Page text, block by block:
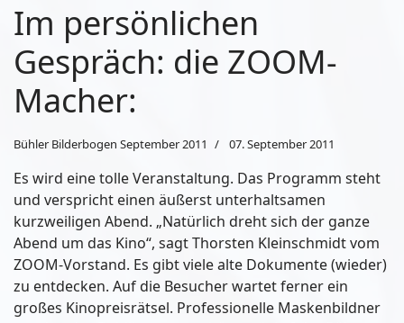
Im persönlichen
Gespräch: die ZOOM-
Macher:
Bühler Bilderbogen September 2011 07. September 2011
Es wird eine tolle Veranstaltung. Das Programm steht
und verspricht einen äußerst unterhaltsamen
kurzweiligen Abend. „Natürlich dreht sich der ganze
Abend um das Kino“, sagt Thorsten Kleinschmidt vom
ZOOM-Vorstand. Es gibt viele alte Dokumente (wieder)
zu entdecken. Auf die Besucher wartet ferner ein
großes Kinopreisrätsel. Professionelle Maskenbildner